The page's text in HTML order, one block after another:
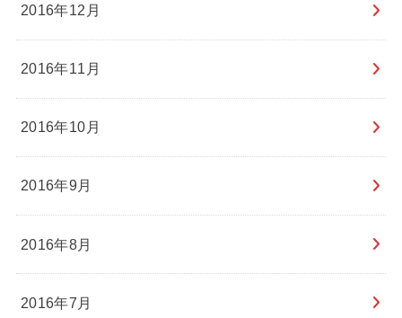
2016年12月
2016年11月
2016年10月
2016年9月
2016年8月
2016年7月